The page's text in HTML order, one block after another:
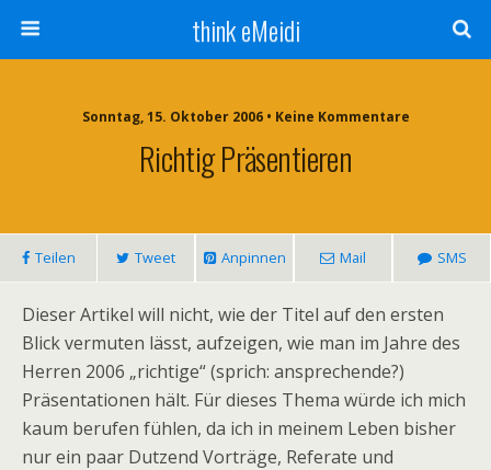
think eMeidi
Sonntag, 15. Oktober 2006 • Keine Kommentare
Richtig Präsentieren
Teilen Tweet Anpinnen Mail SMS
Dieser Artikel will nicht, wie der Titel auf den ersten
Blick vermuten lässt, aufzeigen, wie man im Jahre des
Herren 2006 „richtige“ (sprich: ansprechende?)
Präsentationen hält. Für dieses Thema würde ich mich
kaum berufen fühlen, da ich in meinem Leben bisher
nur ein paar Dutzend Vorträge, Referate und